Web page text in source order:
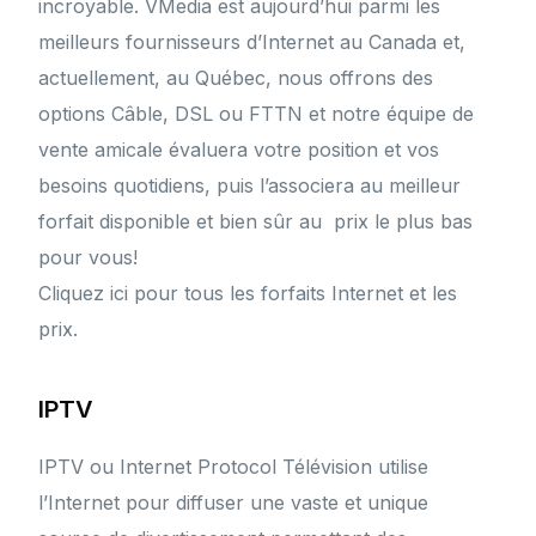
incroyable. VMedia est aujourd’hui parmi les
meilleurs fournisseurs d’Internet au Canada et,
actuellement, au Québec, nous offrons des
options Câble, DSL ou FTTN et notre équipe de
vente amicale évaluera votre position et vos
besoins quotidiens, puis l’associera au meilleur
forfait disponible et bien sûr au prix le plus bas
pour vous!
Cliquez ici pour tous les forfaits Internet et les
prix.
IPTV
IPTV ou Internet Protocol Télévision utilise
l’Internet pour diffuser une vaste et unique